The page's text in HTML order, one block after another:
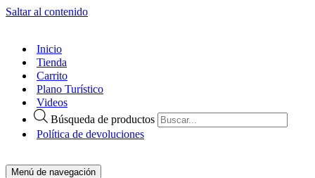
Saltar al contenido
Inicio
Tienda
Carrito
Plano Turístico
Videos
Búsqueda de productos
Política de devoluciones
Menú de navegación